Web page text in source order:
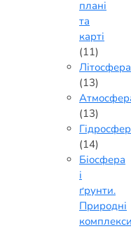
плані
та
карті
(11)
Літосфера
(13)
(13)
(14)
Біосфера
і
ґрунти.
Природні
комплекси